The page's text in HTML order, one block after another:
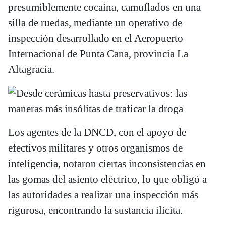
presumiblemente cocaína, camuflados en una
silla de ruedas, mediante un operativo de
inspección desarrollado en el Aeropuerto
Internacional de Punta Cana, provincia La
Altagracia.
Los agentes de la DNCD, con el apoyo de
efectivos militares y otros organismos de
inteligencia, notaron ciertas inconsistencias en
las gomas del asiento eléctrico, lo que obligó a
las autoridades a realizar una inspección más
rigurosa, encontrando la sustancia ilícita.